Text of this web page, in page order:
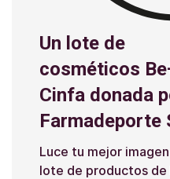
Un lote de
cosméticos
Cinfa donada
Farmadeporte
Luce tu mejor
lote de productos de